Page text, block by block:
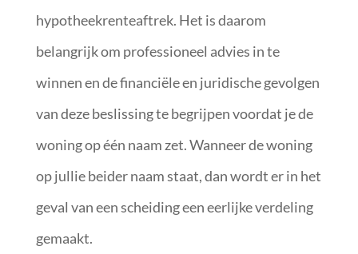
hypotheekrenteaftrek. Het is daarom
belangrijk om professioneel advies in te
winnen en de financiële en juridische gevolgen
van deze beslissing te begrijpen voordat je de
woning op één naam zet. Wanneer de woning
op jullie beider naam staat, dan wordt er in het
geval van een scheiding een eerlijke verdeling
gemaakt.